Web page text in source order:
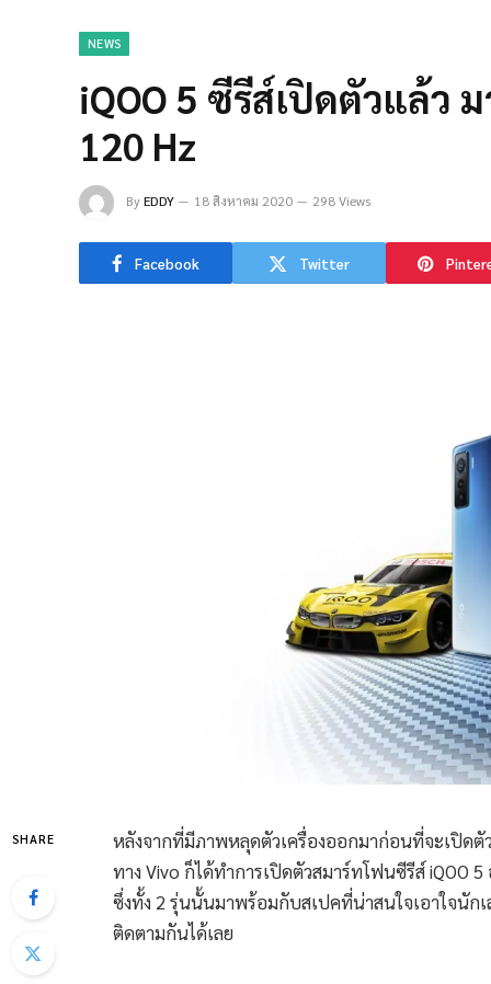
NEWS
iQOO 5 ซีรีส์เปิดตัวแล้ว
120 Hz
ByEDDY 18 สิงหาคม 2020 298 Views
Facebook Twitter
SHARE
หลังจากที่มีภาพหลุดตัวเครื่องออกมาก่อนที่จะเปิดตั
ทาง Vivo ก็ได้ทำการเปิดตัวสมาร์ทโฟนซีรีส์ iQOO
ซึ่งทั้ง 2 รุ่นนั้นมาพร้อมกับสเปคที่น่าสนใจเอาใจนัก
ติดตามกันได้เลย